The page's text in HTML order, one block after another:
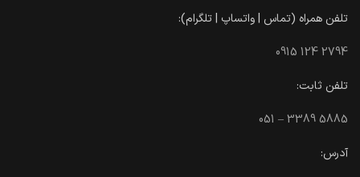
تلفن همراه (تماس | واتساپ | تلگرام):
0915 124 2794
تلفن ثابت:
051 – 3389 5885
آدرس: